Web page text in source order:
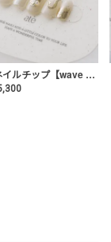
ネイルチップ【wave mirror】AE-CONA-04